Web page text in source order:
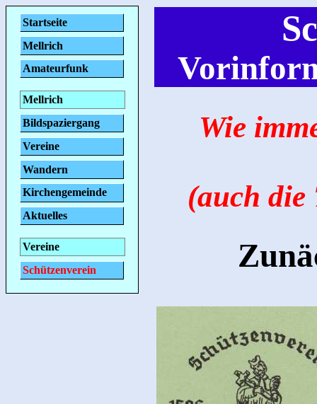
Startseite
Mellrich
Amateurfunk
Mellrich
Bildspaziergang
Vereine
Wandern
Kirchengemeinde
Aktuelles
Vereine
Schützenverein
Wie
(auch die